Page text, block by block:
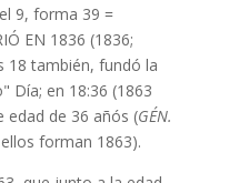
9, forma 39 =
EN 1836 (1836;
18 también, fundó la
Día; en 18:36 (1863
edad de 36 añós (GÉN.
forman 1863).